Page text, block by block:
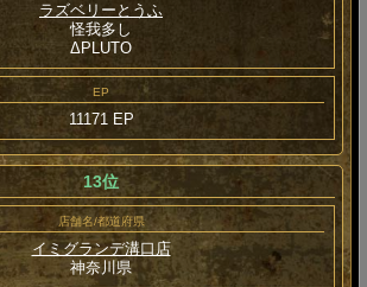
ラズベリーとうふ
怪我多し
ΔPLUTO
EP
11171 EP
13位
店舗名/都道府県
イミグランデ溝口店
神奈川県